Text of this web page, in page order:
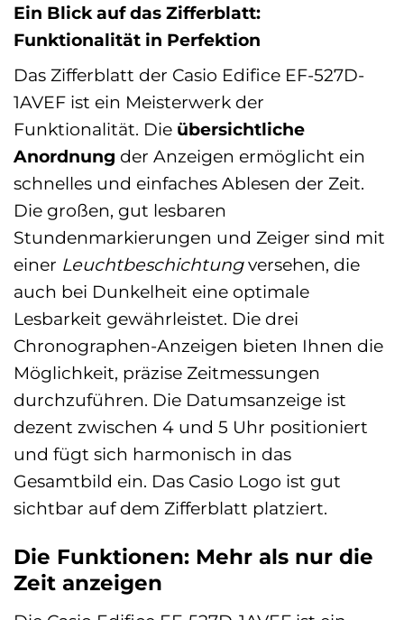
Ein Blick auf das Zifferblatt:
Funktionalität in Perfektion
Das Zifferblatt der Casio Edifice EF-527D-
1AVEF ist ein Meisterwerk der
Funktionalität. Die übersichtliche
Anordnung der Anzeigen ermöglicht ein
schnelles und einfaches Ablesen der Zeit.
Die großen, gut lesbaren
Stundenmarkierungen und Zeiger sind mit
einer Leuchtbeschichtungversehen, die
auch bei Dunkelheit eine optimale
Lesbarkeit gewährleistet. Die drei
Chronographen-Anzeigen bieten Ihnen die
Möglichkeit, präzise Zeitmessungen
durchzuführen. Die Datumsanzeige ist
dezent zwischen 4 und 5 Uhr positioniert
und fügt sich harmonisch in das
Gesamtbild ein. Das Casio Logo ist gut
sichtbar auf dem Zifferblatt platziert.
Die Funktionen: Mehr als nur die
Zeit anzeigen